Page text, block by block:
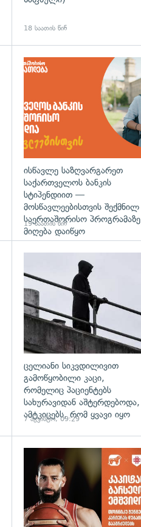
18 საათის წინ
გადახედვა
ისწავლე საზღვარგარეთ
საქართველოს ბანკის
სტიპენდიით —
მოსწავლეებისთვის შექმნილ
საერთაშორისო პროგრამაზე
მიღება დაიწყო
19 საათის წინ
ცელიანი სიკვდილივით
გამოწყობილი კაცი,
რომელიც პაციენტებს
სახურავიდან აშტერდებოდა,
ამტკიცებს, რომ ყვავი იყო
7 აგვისტო, 09:29